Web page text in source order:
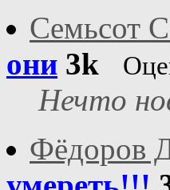
Семьсот
они 3k
Нечто
Фёдоров